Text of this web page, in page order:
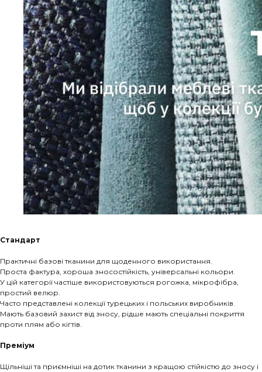
Стандарт
Практичні базові тканини для щоденного використання.
Проста фактура, хороша зносостійкість, універсальні кольори.
У цій категорії частіше використовуються рогожка, мікрофібра,
простий велюр.
Часто представлені колекції турецьких і польських виробників.
Мають базовий захист від зносу, рідше мають спеціальні покриття
проти плям або кігтів.
Преміум
Щільніші та приємніші на дотик тканини з кращою стійкістю до зносу і